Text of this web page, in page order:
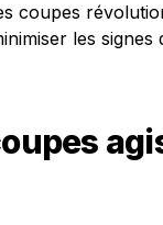
coupes
les signes